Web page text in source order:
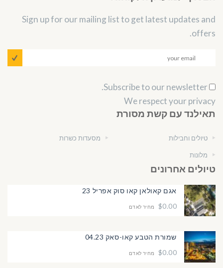
Sign up for our mailing list to get latest updates and
offers.
We respect your privacy
תאילנד עם קשת מסורת
טיולים וחבילות
מלונות
מסעדות כשרות
טיולים אחרונים
אגם קאולאן קאו סוק אפריל 23
$0.00
מחיר לאדם
שמורת הטבע קאו-סאק 04.23
$0.00
מחיר לאדם